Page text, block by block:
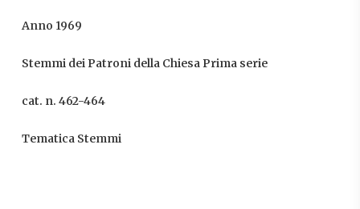
Anno 1969
Stemmi dei Patroni della Chiesa Prima serie
cat. n. 462-464
Tematica Stemmi